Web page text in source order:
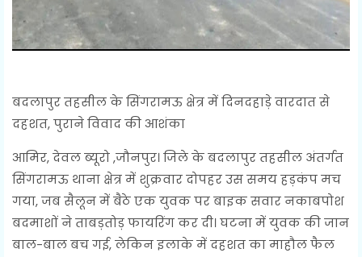
बदलापुर तहसील के सिंगरामऊ क्षेत्र में दिनदहाड़े वारदात से
दहशत, पुराने विवाद की आशंका
आमिर, देवल ब्यूरो ,जौनपुर। जिले के बदलापुर तहसील अंतर्गत
सिंगरामऊ थाना क्षेत्र में शुक्रवार दोपहर उस समय हड़कंप मच
गया, जब सैलून में बैठे एक युवक पर बाइक सवार नकाबपोश
बदमाशों ने ताबड़तोड़ फायरिंग कर दी। घटना में युवक की जान
बाल-बाल बच गई, लेकिन इलाके में दहशत का माहौल फैल